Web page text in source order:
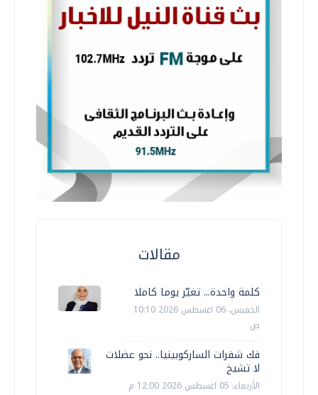
مقالات
كلمة واحدة... تغيّر يوما كاملا
الخميس، 06 اغسطس 2026 10:10
ص
فك شفرات الساركوبينيا.. نحو عضلات
لا تشيخ
الأربعاء، 05 اغسطس 2026 12:00 م